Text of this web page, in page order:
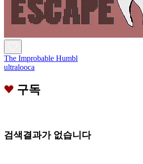
The Improbable Humbl
ultralooca
구독
검색결과가 없습니다